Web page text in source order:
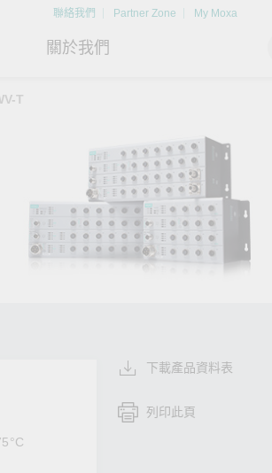
聯絡我們 Partner Zone My Moxa
x86 電腦
ARM 電腦
平板電腦
掌握綠能脈動
探索 BESS（電池儲能系統）
如何引領能源轉型，打造更潔
文件資料庫
案例研究
技術專文資料庫
關於我們
Moxa 人才小聯盟系統
如同美國職棒聯盟的人才育
成，我們發展 Moxa 人才小聯
T
下載產品資料表
列印此頁